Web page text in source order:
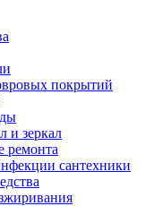
покрытий
и зеркал
ремонта
сантехники